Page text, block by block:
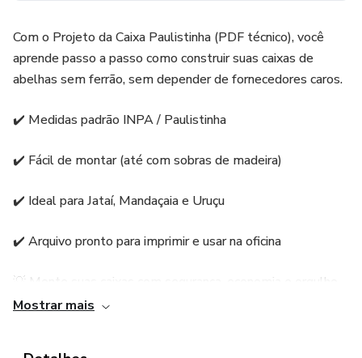
Com o Projeto da Caixa Paulistinha (PDF técnico), você
aprende passo a passo como construir suas caixas de
abelhas sem ferrão, sem depender de fornecedores caros.
✔️ Medidas padrão INPA / Paulistinha
✔️ Fácil de montar (até com sobras de madeira)
✔️ Ideal para Jataí, Mandaçaia e Uruçu
✔️ Arquivo pronto para imprimir e usar na oficina
💡 Monte suas caixas com segurança, economia e orgulho
de quem faz com as próprias mãos!
Mostrar mais